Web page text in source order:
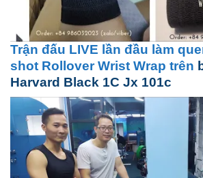
Trận đấu LIVE lần đầu làm
shot Rollover Wrist Wrap trên
Harvard Black 1C Jx 101c